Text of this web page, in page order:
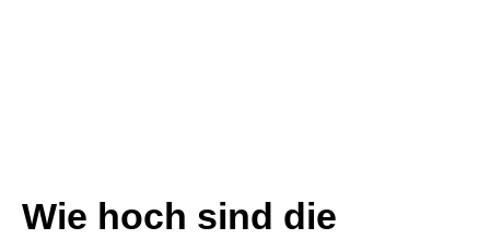
Wie hoch sind die